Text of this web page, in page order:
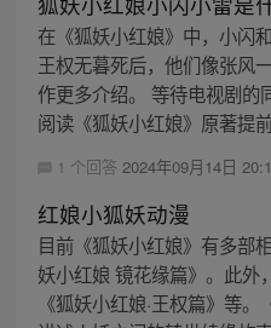
在《狐妖小红娘》中，小闪
王权无暮死后，他们像张风
作更多介绍。 等待电视剧的
阅读《狐妖小红娘》原著提
1 个回答 2024年09月14日
红娘小狐妖动漫
目前《狐妖小红娘》有多部
妖小红娘 镜花缘篇》。此外
《狐妖小红娘·王权篇》等